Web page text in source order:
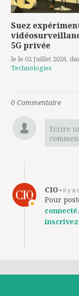
Suez
5G privée
le le 02 Juillet 2026,
Technologies
0 Commentaire
Ecrire
CIO • il y a
Pour
connecté